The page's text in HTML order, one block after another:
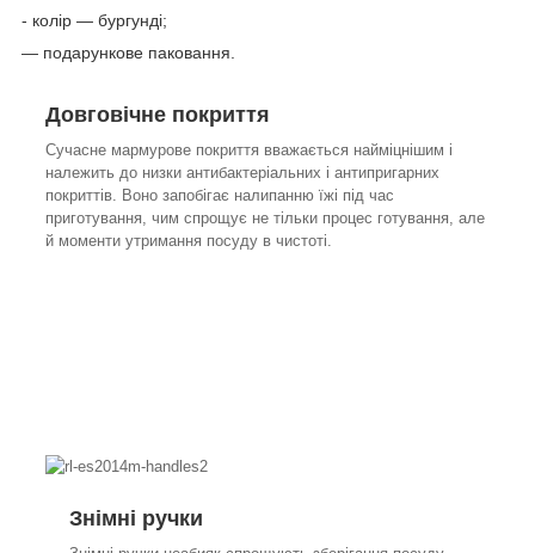
- колір — бургунді;
— подарункове паковання.
Довговічне покриття
Сучасне мармурове покриття вважається найміцнішим і
належить до низки антибактеріальних і антипригарних
покриттів. Воно запобігає налипанню їжі під час
приготування, чим спрощує не тільки процес готування, але
й моменти утримання посуду в чистоті.
Знімні ручки